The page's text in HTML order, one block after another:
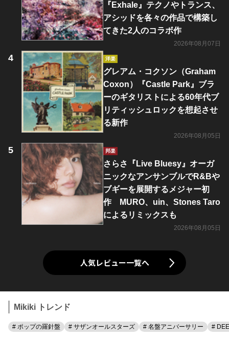
『Exhale』テクノやトランス、
アシッドを各々の作品で構築し
てきた2人のコラボ作
2026年08月07日
洋楽
グレアム・コクソン（Graham
Coxon）『Castle Park』ブラ
ーのギタリストによる60年代ブ
リティッシュロックを想起させ
る新作
2026年08月05日
邦楽
さらさ『Live Bluesy』オーガ
ニックなアンサンブルでR&Bや
ブギーを展開するメジャー初
作 MURO、uin、Stones Taro
によるリミックスも
2026年08月05日
人気レビュー一覧へ
Mikiki トレンド
# ポップの羅針盤 # サザンオールスターズ # 名盤アニバーサリー #